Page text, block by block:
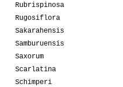
Rubrispinosa
Rugosiflora
Sakarahensis
Samburuensis
Saxorum
Scarlatina
Schimperi